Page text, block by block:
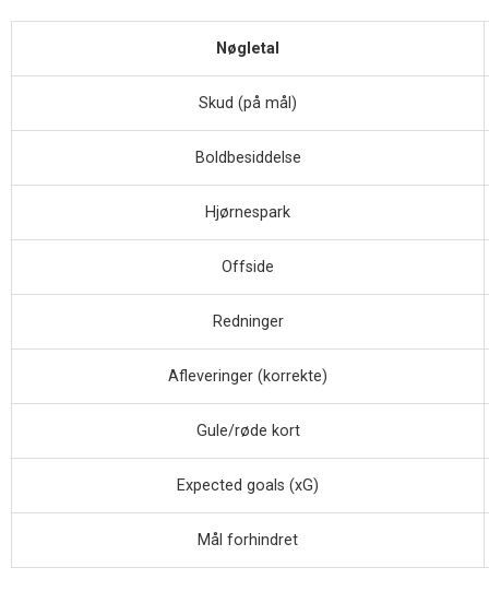
Nøgletal
Skud (på mål)
Boldbesiddelse
Hjørnespark
Offside
Redninger
Afleveringer (korrekte)
Gule/røde kort
Expected goals (xG)
Mål forhindret